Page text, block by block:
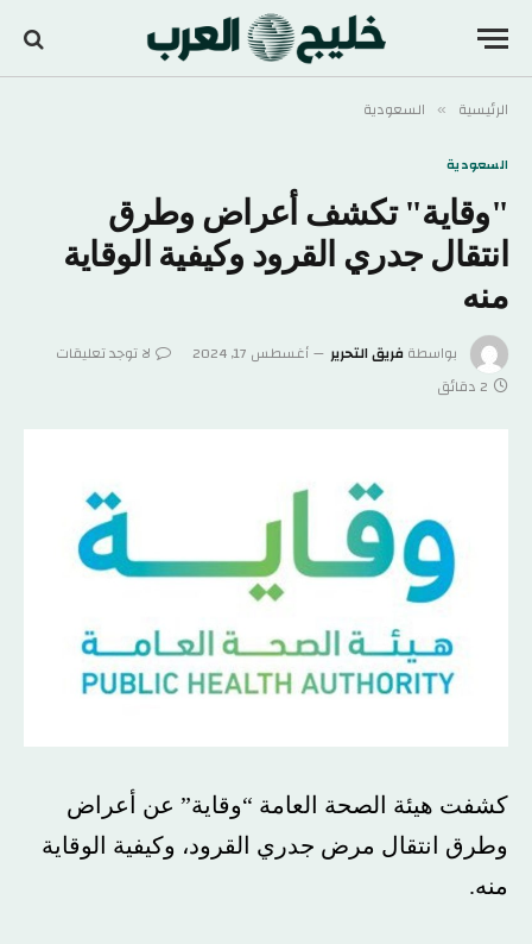
الرئيسية » السعودية
السعودية
"وقاية" تكشف أعراض وطرق
انتقال جدري القرود وكيفية الوقاية
منه
بواسطةفريق التحرير أغسطس 17, 2024
لا توجد تعليقات
2 دقائق
كشفت هيئة الصحة العامة “وقاية” عن أعراض
وطرق انتقال مرض جدري القرود، وكيفية الوقاية
منه.